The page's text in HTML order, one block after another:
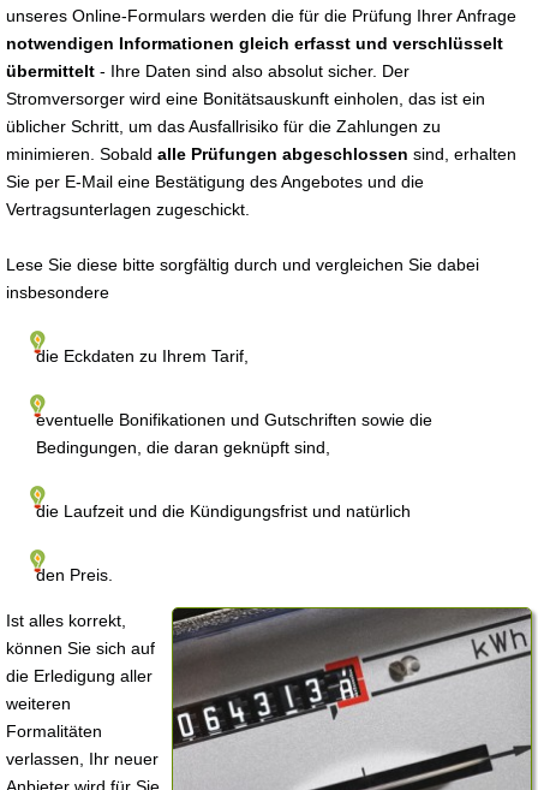
unseres Online-Formulars werden die für die Prüfung Ihrer Anfrage
notwendigen Informationen gleich erfasst und verschlüsselt
übermittelt - Ihre Daten sind also absolut sicher. Der
Stromversorger wird eine Bonitätsauskunft einholen, das ist ein
üblicher Schritt, um das Ausfallrisiko für die Zahlungen zu
minimieren. Sobald alle Prüfungen abgeschlossen sind, erhalten
Sie per E-Mail eine Bestätigung des Angebotes und die
Vertragsunterlagen zugeschickt.
Lese Sie diese bitte sorgfältig durch und vergleichen Sie dabei
insbesondere
die Eckdaten zu Ihrem Tarif,
eventuelle Bonifikationen und Gutschriften sowie die
Bedingungen, die daran geknüpft sind,
die Laufzeit und die Kündigungsfrist und natürlich
den Preis.
Ist alles korrekt,
können Sie sich auf
die Erledigung aller
weiteren
Formalitäten
verlassen, Ihr neuer